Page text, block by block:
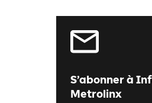
S’abonner à
Metrolinx